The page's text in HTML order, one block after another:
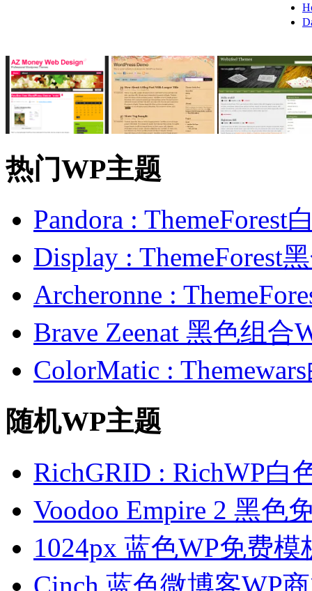
热门WP主题
Pandora : ThemeForest
Display : ThemeForest
Archeronne :
Brave Zeenat 黑色组合
ColorMatic :
随机WP主题
RichGRID : RichWP白
Voodoo Empire 2 黑色
1024px 蓝色WP免费模
Cinch 蓝色微博客WP